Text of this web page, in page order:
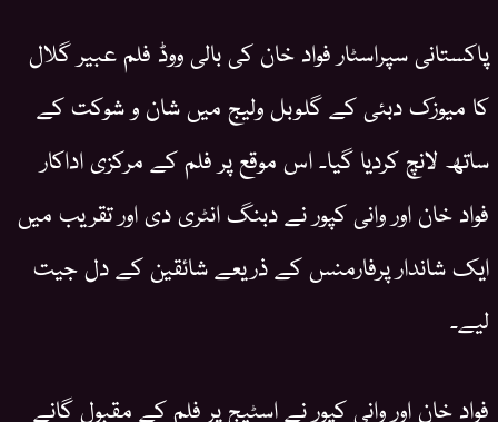
پاکستانی سپراسٹار فواد خان کی بالی ووڈ فلم عبیر گلال
کا میوزک دبئی کے گلوبل ولیج میں شان و شوکت کے
ساتھ لانچ کردیا گیا۔ اس موقع پر فلم کے مرکزی اداکار
فواد خان اور وانی کپور نے دبنگ انٹری دی اور تقریب میں
ایک شاندار پرفارمنس کے ذریعے شائقین کے دل جیت
لیے۔
فواد خان اور وانی کپور نے اسٹیج پر فلم کے مقبول گانے